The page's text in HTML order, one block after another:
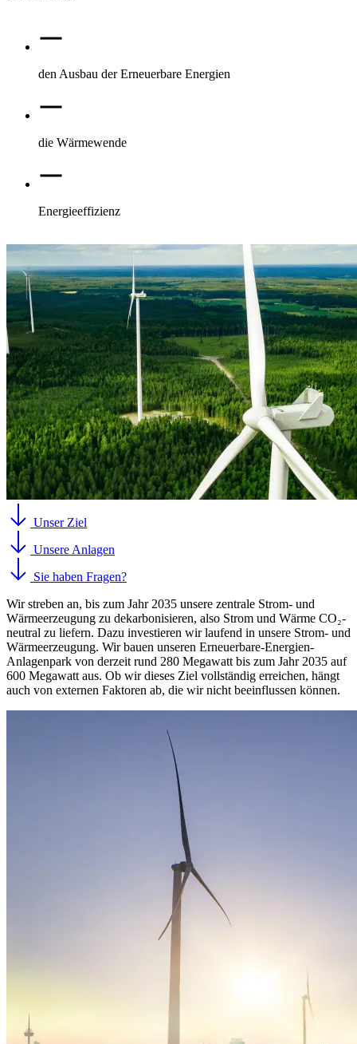
den Ausbau der Erneuerbare Energien
die Wärmewende
Energieeffizienz
Unser Ziel
Unsere Anlagen
Sie haben Fragen?
Wir streben an, bis zum Jahr 2035 unsere zentrale Strom- und
Wärmeerzeugung zu dekarbonisieren, also Strom und Wärme CO₂-
neutral zu liefern. Dazu investieren wir laufend in unsere Strom- und
Wärmeerzeugung. Wir bauen unseren Erneuerbare-Energien-
Anlagenpark von derzeit rund 280 Megawatt bis zum Jahr 2035 auf
600 Megawatt aus. Ob wir dieses Ziel vollständig erreichen, hängt
auch von externen Faktoren ab, die wir nicht beeinflussen können.